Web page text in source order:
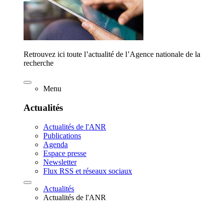
Retrouvez ici toute l’actualité de l’Agence nationale de la
recherche
Menu
Actualités
Actualités de l'ANR
Publications
Agenda
Espace presse
Newsletter
Flux RSS et réseaux sociaux
Actualités
Actualités de l'ANR